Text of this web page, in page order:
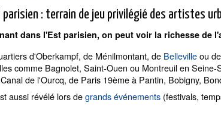
parisien : terrain de jeu privilégié des artistes
dans l'Est parisien, on peut voir la richesse de
d'Oberkampf, de Ménilmontant, de Bellevilleou
comme Bagnolet, Saint-Ouen ou Montreuil en Seine-
de l'Ourcq, de Paris 19ème à Pantin, Bobigny,
aussi révélé lors degrands événements (festivals,